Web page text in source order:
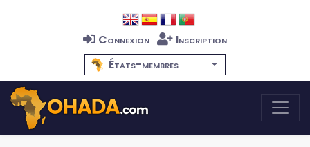
Connexion
Inscription
États-membres